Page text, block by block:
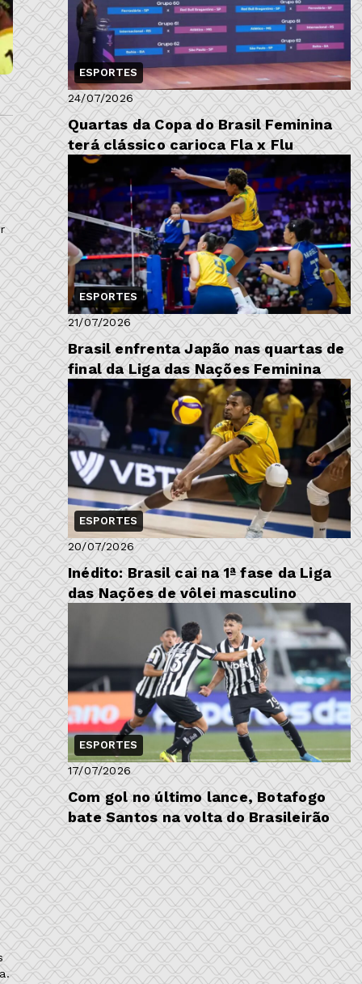
ESPORTES
24/07/2026
Quartas da Copa do Brasil Feminina
terá clássico carioca Fla x Flu
ESPORTES
21/07/2026
Brasil enfrenta Japão nas quartas de
final da Liga das Nações Feminina
ESPORTES
20/07/2026
Inédito: Brasil cai na 1ª fase da Liga
das Nações de vôlei masculino
ESPORTES
17/07/2026
Com gol no último lance, Botafogo
bate Santos na volta do Brasileirão